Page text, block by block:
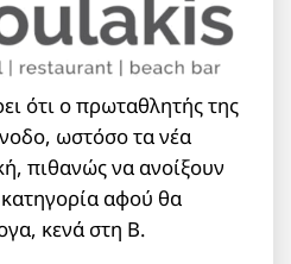
ότι ο πρωταθλητής της
ωστόσο τα νέα
πιθανώς να ανοίξουν
αφού θα
κενά στη Β.